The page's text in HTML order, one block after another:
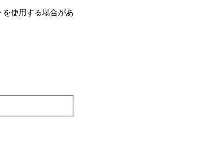
使⽤する場合があ